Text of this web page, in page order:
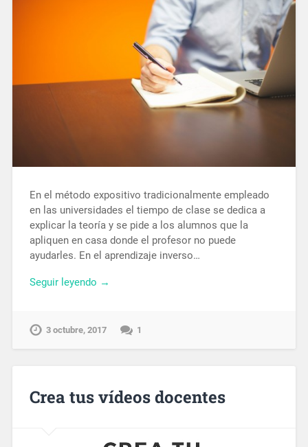
En el método expositivo tradicionalmente empleado
en las universidades el tiempo de clase se dedica a
explicar la teoría y se pide a los alumnos que la
apliquen en casa donde el profesor no puede
ayudarles. En el aprendizaje inverso…
Seguir leyendo →
3 octubre, 2017 1
Crea tus vídeos docentes